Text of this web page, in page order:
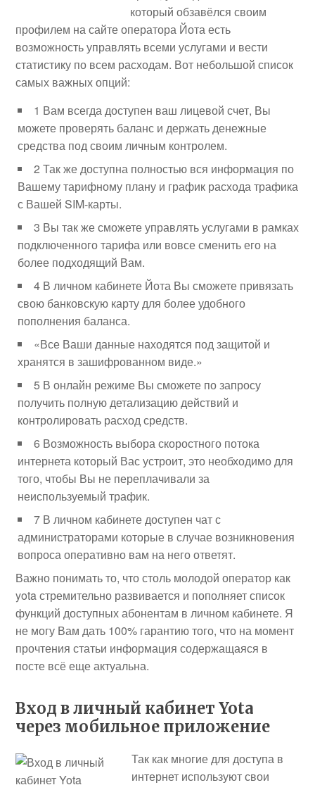
который обзавёлся своим
профилем на сайте оператора Йота есть
возможность управлять всеми услугами и вести
статистику по всем расходам. Вот небольшой список
самых важных опций:
1 Вам всегда доступен ваш лицевой счет, Вы
можете проверять баланс и держать денежные
средства под своим личным контролем.
2 Так же доступна полностью вся информация по
Вашему тарифному плану и график расхода трафика
с Вашей SIM-карты.
3 Вы так же сможете управлять услугами в рамках
подключенного тарифа или вовсе сменить его на
более подходящий Вам.
4 В личном кабинете Йота Вы сможете привязать
свою банковскую карту для более удобного
пополнения баланса.
«Все Ваши данные находятся под защитой и
хранятся в зашифрованном виде.»
5 В онлайн режиме Вы сможете по запросу
получить полную детализацию действий и
контролировать расход средств.
6 Возможность выбора скоростного потока
интернета который Вас устроит, это необходимо для
того, чтобы Вы не переплачивали за
неиспользуемый трафик.
7 В личном кабинете доступен чат с
администраторами которые в случае возникновения
вопроса оперативно вам на него ответят.
Важно понимать то, что столь молодой оператор как
yota стремительно развивается и пополняет список
функций доступных абонентам в личном кабинете. Я
не могу Вам дать 100% гарантию того, что на момент
прочтения статьи информация содержащаяся в
посте всё еще актуальна.
Вход в личный кабинет Yota
через мобильное приложение
Так как многие для доступа в
интернет используют свои